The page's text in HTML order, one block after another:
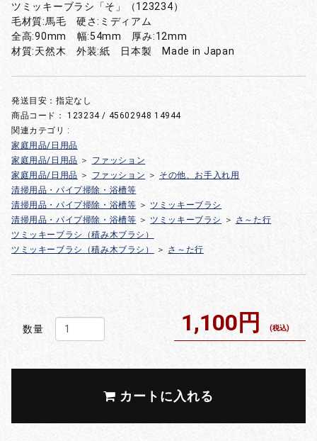
ツミッキーブラシ「そ」（123234）
毛材質:馬毛 硬さ:ミディアム
全高:90mm 幅:54mm 厚み:12mm
材質:天然木 外装:紙 日本製 Made in Japan
発送目安：指定なし
商品コード：123234 / 45602948 14944
関連カテゴリ :
家庭用品/日用品
家庭用品/日用品 ＞
ファッション
家庭用品/日用品 ＞ ファッション ＞ その他、お手入れ用
清掃用品・パイプ掃除・浴槽等
清掃用品・パイプ掃除・浴槽等 ＞ ツミッキーブラシ
清掃用品・パイプ掃除・浴槽等 ＞ ツミッキーブラシ ＞ さ～た行
ツミッキーブラシ（積み木ブラシ）
ツミッキーブラシ（積み木ブラシ）
＞ さ～た行
数量 1,100円 (税込)
カートに入れる